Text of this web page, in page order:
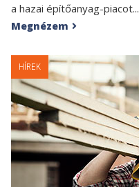
a hazai építőanyag-piacot...
Megnézem 
HÍREK